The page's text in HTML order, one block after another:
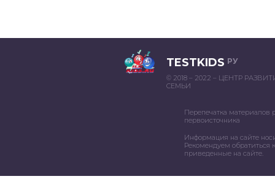
TESTKIDS РУ
© 2018 – 2022 – ЦЕНТР
СЕМЬИ
Перепечатка материалов
первоисточника
Информация на сайте
Рекомендуем обратиться
приведенные на сайте.